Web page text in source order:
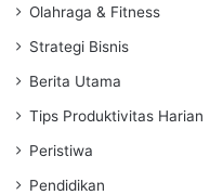
Olahraga & Fitness
Strategi Bisnis
Berita Utama
Tips Produktivitas Harian
Peristiwa
Pendidikan